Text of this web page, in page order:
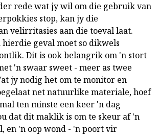
rede wat jy wil om die gebruik van
stop, kan jy die
velirritasies aan die toeval laat.
geval moet so dikwels
Dit is ook belangrik om 'n stort
'n swaar sweet - meer as twee
jy nodig het om te monitor en
net natuurlike materiale, hoef
ten minste een keer 'n dag
dat dit maklik is om te skeur af 'n
en 'n oop wond - 'n poort vir